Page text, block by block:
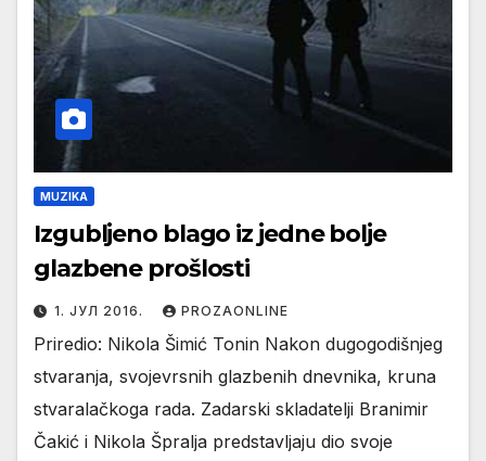
MUZIKA
Izgubljeno blago iz jedne bolje
glazbene prošlosti
1. ЈУЛ 2016. PROZAONLINE
Priredio: Nikola Šimić Tonin Nakon dugogodišnjeg
stvaranja, svojevrsnih glazbenih dnevnika, kruna
stvaralačkoga rada. Zadarski skladatelji Branimir
Čakić i Nikola Špralja predstavljaju dio svoje